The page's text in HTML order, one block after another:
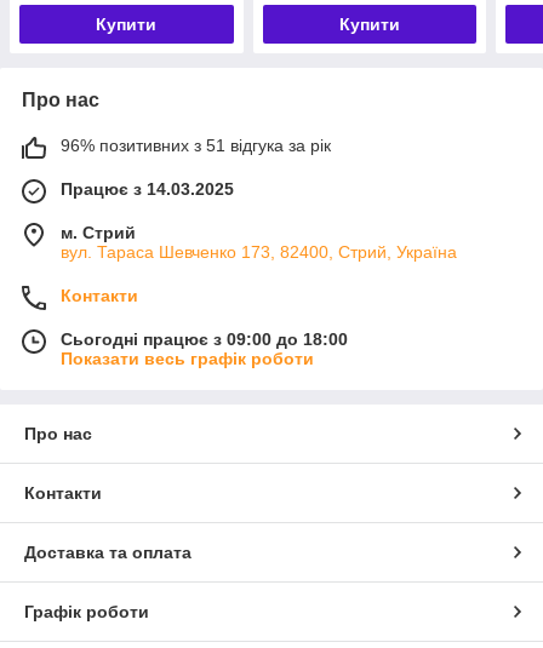
Купити Купити
Про нас
96% позитивних з 51 відгука за рік
Працює з 14.03.2025
м. Стрий
вул. Тараса Шевченко 173, 82400, Стрий, Україна
Контакти
Сьогодні працює з 09:00 до 18:00
Показати весь графік роботи
Про нас
Контакти
Доставка та оплата
Графік роботи